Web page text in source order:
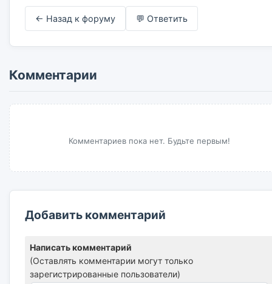
← Назад к форуму 💬 Ответить
Комментарии
Комментариев пока нет. Будьте первым!
Добавить комментарий
Написать комментарий
(Оставлять комментарии могут только
зарегистрированные пользователи)